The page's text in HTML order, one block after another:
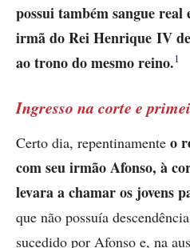
possui também sangue real
irmã do Rei Henrique IV
ao trono do mesmo reino.1
Ingresso na corte e
Certo dia, repentinamente o
com seu irmão Afonso, à
levara a chamar os jovens
que não possuía
sucedido por Afonso e, na